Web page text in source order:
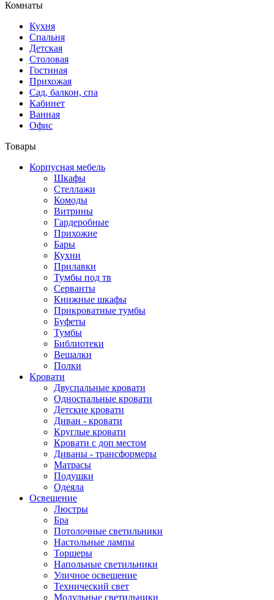
Комнаты
Кухня
Спальня
Детская
Столовая
Гостиная
Прихожая
Сад, балкон, спа
Кабинет
Ванная
Офис
Товары
Корпусная мебель
Шкафы
Стеллажи
Комоды
Витрины
Гардеробные
Прихожие
Бары
Кухни
Прилавки
Тумбы под тв
Серванты
Книжные шкафы
Прикроватные тумбы
Буфеты
Тумбы
Библиотеки
Вешалки
Полки
Кровати
Двуспальные кровати
Односпальные кровати
Детские кровати
Диван - кровати
Круглые кровати
Кровати с доп местом
Диваны - трансформеры
Матрасы
Подушки
Одеяла
Освещение
Люстры
Бра
Потолочные светильники
Настольные лампы
Торшеры
Напольные светильники
Уличное освещение
Технический свет
Модульные светильники